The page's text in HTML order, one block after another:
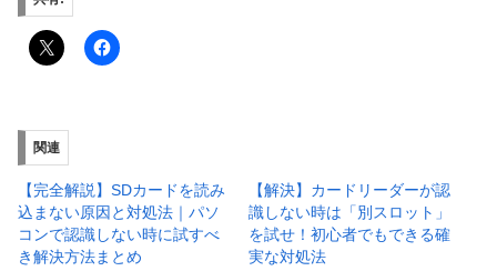
関連
【完全解説】SDカードを読み
込まない原因と対処法｜パソ
コンで認識しない時に試すべ
き解決方法まとめ
【解決】カードリーダーが認
識しない時は「別スロット」
を試せ！初心者でもできる確
実な対処法